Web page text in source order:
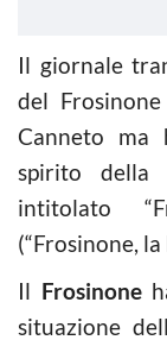
Il giornale
del
Canneto ma
spirito della
intitolato
(“Frosinone,
Il Frosinone
situazione